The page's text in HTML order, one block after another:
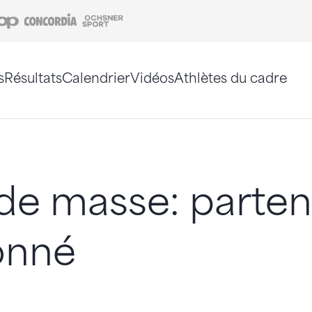
Coop Concordia
RésultatsCalendrierVidéosAthlètes du cadre
masse: